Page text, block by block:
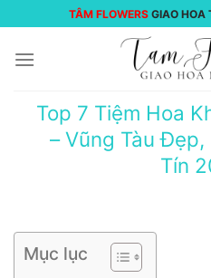
đến
nội
TÂM FLOWERS GIAO HOA
Top 7 Tiệm Hoa
– Vũng Tàu
Tín
Mục lục